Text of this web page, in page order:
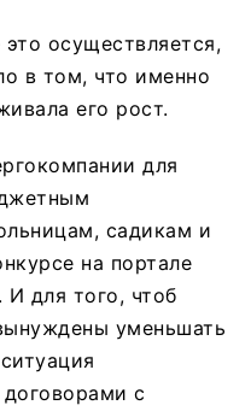
осуществляется,
в том, что именно
его рост.
для
садикам и
на портале
И для того, чтоб
уменьшать
с